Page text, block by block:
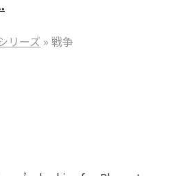
リーズ » 戦争